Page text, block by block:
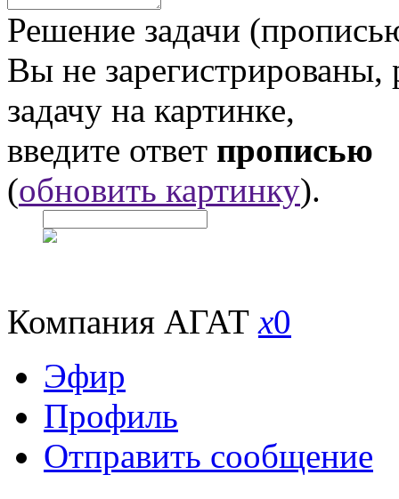
Решение задачи
Вы не
задачу на картинке,
введите ответ прописью
(обновить картинку).
Компания АГАТx0
Эфир
Профиль
Отправить сообщение